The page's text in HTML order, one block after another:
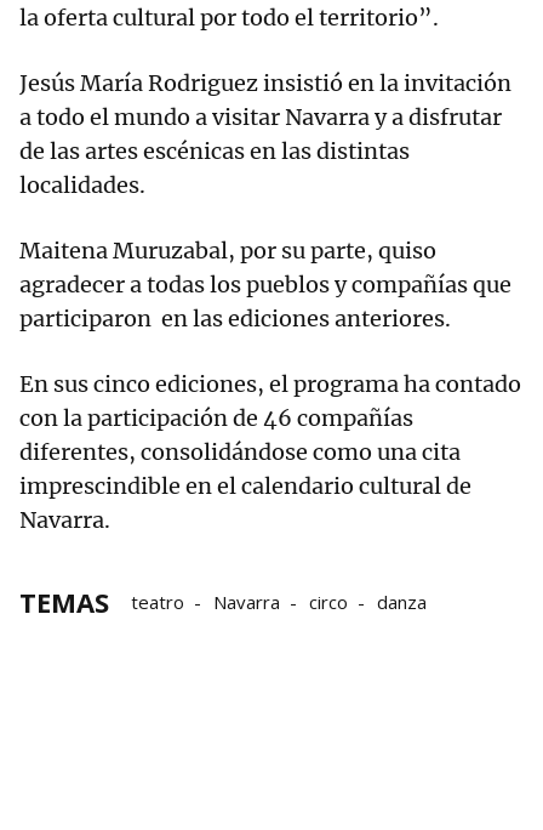
la oferta cultural por todo el territorio”.
Jesús María Rodriguez insistió en la invitación
a todo el mundo a visitar Navarra y a disfrutar
de las artes escénicas en las distintas
localidades.
Maitena Muruzabal, por su parte, quiso
agradecer a todas los pueblos y compañías que
participaron en las ediciones anteriores.
En sus cinco ediciones, el programa ha contado
con la participación de 46 compañías
diferentes, consolidándose como una cita
imprescindible en el calendario cultural de
Navarra.
TEMAS teatro Navarra circo danza